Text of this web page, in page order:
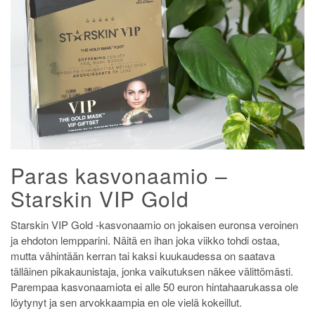
Paras kasvonaamio –
Starskin VIP Gold
Starskin VIP Gold -kasvonaamio on jokaisen euronsa veroinen
ja ehdoton lempparini. Näitä en ihan joka viikko tohdi ostaa,
mutta vähintään kerran tai kaksi kuukaudessa on saatava
tälläinen pikakaunistaja, jonka vaikutuksen näkee välittömästi.
Parempaa kasvonaamiota ei alle 50 euron hintahaarukassa ole
löytynyt ja sen arvokkaampia en ole vielä kokeillut.